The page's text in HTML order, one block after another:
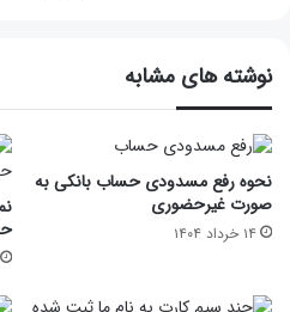
نوشته های مشابه
نحوه رفع مسدودی حساب بانکی به
صورت غیرحضوری
۱۴ خرداد ۱۴۰۴